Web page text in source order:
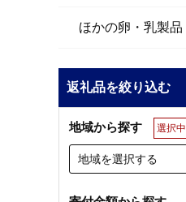
ほかの卵・乳製品
返礼品を絞り込む
地域から探す 選択中
地域を選択する